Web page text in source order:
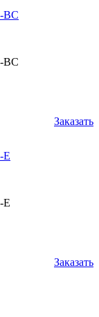
BC
BC
Заказать
E
E
Заказать